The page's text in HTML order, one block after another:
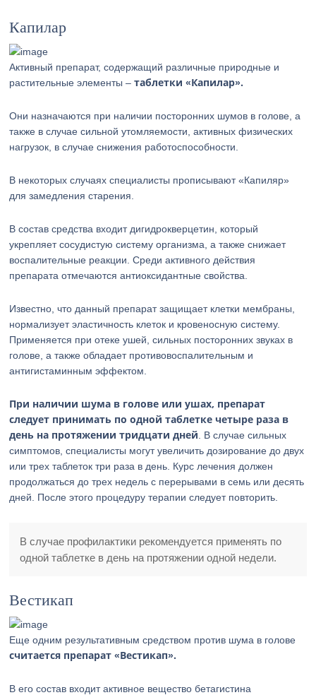
Капилар
Активный препарат, содержащий различные природные и
растительные элементы –таблетки «Капилар».
Они назначаются при наличии посторонних шумов в голове, а
также в случае сильной утомляемости, активных физических
нагрузок, в случае снижения работоспособности.
В некоторых случаях специалисты прописывают «Капиляр»
для замедления старения.
В состав средства входит дигидрокверцетин, который
укрепляет сосудистую систему организма, а также снижает
воспалительные реакции. Среди активного действия
препарата отмечаются антиоксидантные свойства.
Известно, что данный препарат защищает клетки мембраны,
нормализует эластичность клеток и кровеносную систему.
Применяется при отеке ушей, сильных посторонних звуках в
голове, а также обладает противовоспалительным и
антигистаминным эффектом.
При наличии шума в голове или ушах, препарат
следует принимать по одной таблетке четыре раза в
день на протяжении тридцати дней . В случае сильных
симптомов, специалисты могут увеличить дозирование до двух
или трех таблеток три раза в день. Курс лечения должен
продолжаться до трех недель с перерывами в семь или десять
дней. После этого процедуру терапии следует повторить.
В случае профилактики рекомендуется применять по
одной таблетке в день на протяжении одной недели.
Вестикап
Еще одним результативным средством против шума в голове
считается препарат «Вестикап».
В его состав входит активное вещество бетагистина